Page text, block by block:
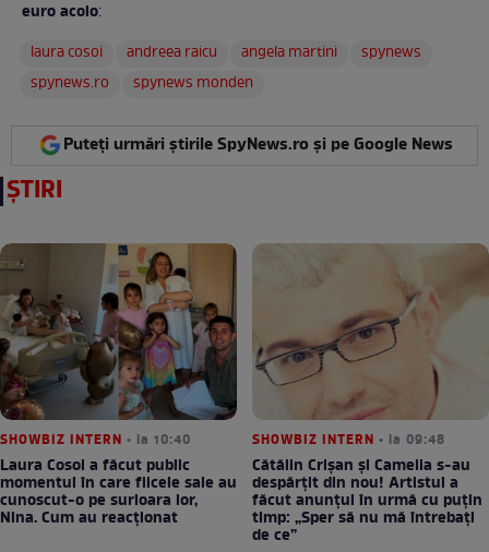
euro acolo:
laura cosoi
andreea raicu angela martini
spynews
spynews.ro
spynews monden
Puteți urmări știrile SpyNews.ro și pe Google News
ȘTIRI
SHOWBIZ INTERN • la 10:40
Laura Cosoi a făcut public
momentul în care fiicele sale au
cunoscut-o pe surioara lor,
Nina. Cum au reacționat
SHOWBIZ INTERN • la 09:48
Cătălin Crișan și Camelia s-au
despărțit din nou! Artistul a
făcut anunțul în urmă cu puțin
timp: „Sper să nu mă întrebați
de ce”